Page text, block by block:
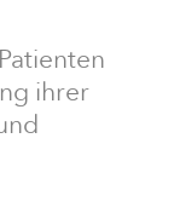
ihrer